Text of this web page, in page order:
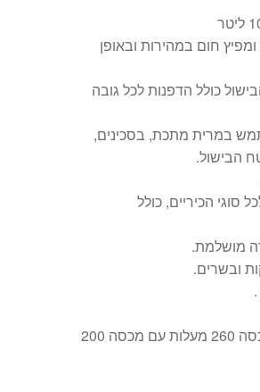
בנוי 3 שכבות ומפיץ חום במהירות ובאופן
כולל הדפנות לכל גובה
במרית מתכת, בסכינים,
הבישול.
סוגי הכיריים, כולל
מושלמת.
ובשרים.
ניתן לשימוש בתנור – ללא מכסה 260 מעלות עם מכסה 200